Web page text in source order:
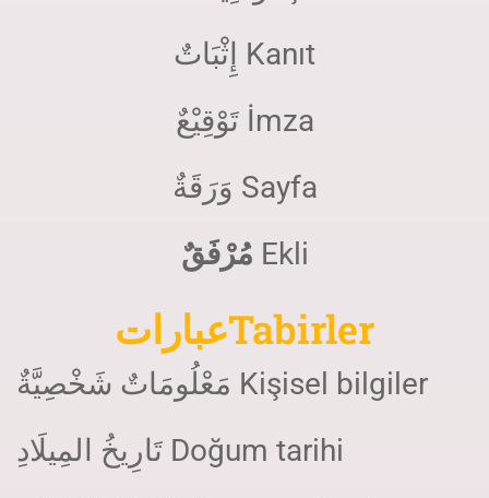
إِثْبَاتٌ Kanıt
تَوْقِيْعٌ İmza
وَرَقَةٌ Sayfa
مُرْفَقٌ Ekli
عباراتTabirler
مَعْلُومَاتٌ شَخْصِيَّةٌ Kişisel bilgiler
تَارِيخُ المِيلَادِ Doğum tarihi